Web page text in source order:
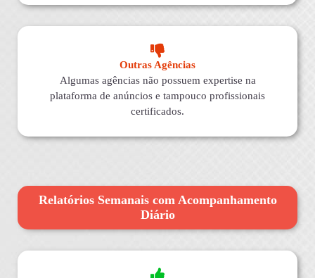
Outras Agências
Algumas agências não possuem expertise na
plataforma de anúncios e tampouco profissionais
certificados.
Relatórios Semanais com Acompanhamento
Diário